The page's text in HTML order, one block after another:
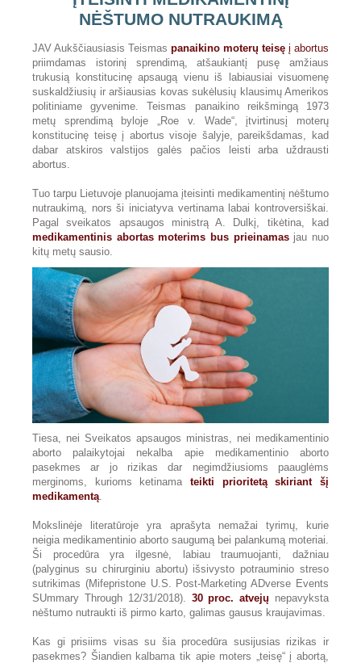
NĖŠTUMO NUTRAUKIMĄ
JAV Aukščiausiasis Teismas panaikino moterų teisę į abortus
priimdamas istorinį sprendimą, atšaukiantį pusę amžiaus
trukusią konstitucinę apsaugą vienu iš labiausiai visuomenę
suskaldžiusių ir aršiausias kovas sukėlusių klausimų Amerikos
politiniame gyvenime. Teismas panaikino reikšmingą 1973
metų sprendimą byloje „Roe v. Wade“, įtvirtinusį moterų
konstitucinę teisę į abortus visoje šalyje, pareikšdamas, kad
dabar atskiros valstijos galės pačios leisti arba uždrausti
abortus.
Tuo tarpu Lietuvoje planuojama įteisinti medikamentinį nėštumo
nutraukimą, nors ši iniciatyva vertinama labai kontroversiškai.
Pagal sveikatos apsaugos ministrą A. Dulkį, tikėtina, kad
medikamentinis abortas moterims bus prieinamasjau nuo
kitų metų sausio.
Tiesa, nei Sveikatos apsaugos ministras, nei medikamentinio
aborto palaikytojai nekalba apie medikamentinio aborto
pasekmes ar jo rizikas dar negimdžiusioms paauglėms
merginoms, kurioms ketinama teikti prioritetą skiriant šį
medikamentą.
Mokslinėje literatūroje yra aprašyta nemažai tyrimų, kurie
neigia medikamentinio aborto saugumą bei palankumą moteriai.
Ši procedūra yra ilgesnė, labiau traumuojanti, dažniau
(palyginus su chirurginiu abortu) išsivysto potrauminio streso
sutrikimas (Mifepristone U.S. Post-Marketing ADverse Events
SUmmary Through 12/31/2018). 30 proc. atvejų nepavyksta
nėštumo nutraukti iš pirmo karto, galimas gausus kraujavimas.
Kas gi prisiims visas su šia procedūra susijusias rizikas ir
pasekmes? Šiandien kalbama tik apie moters „teisę“ į abortą,